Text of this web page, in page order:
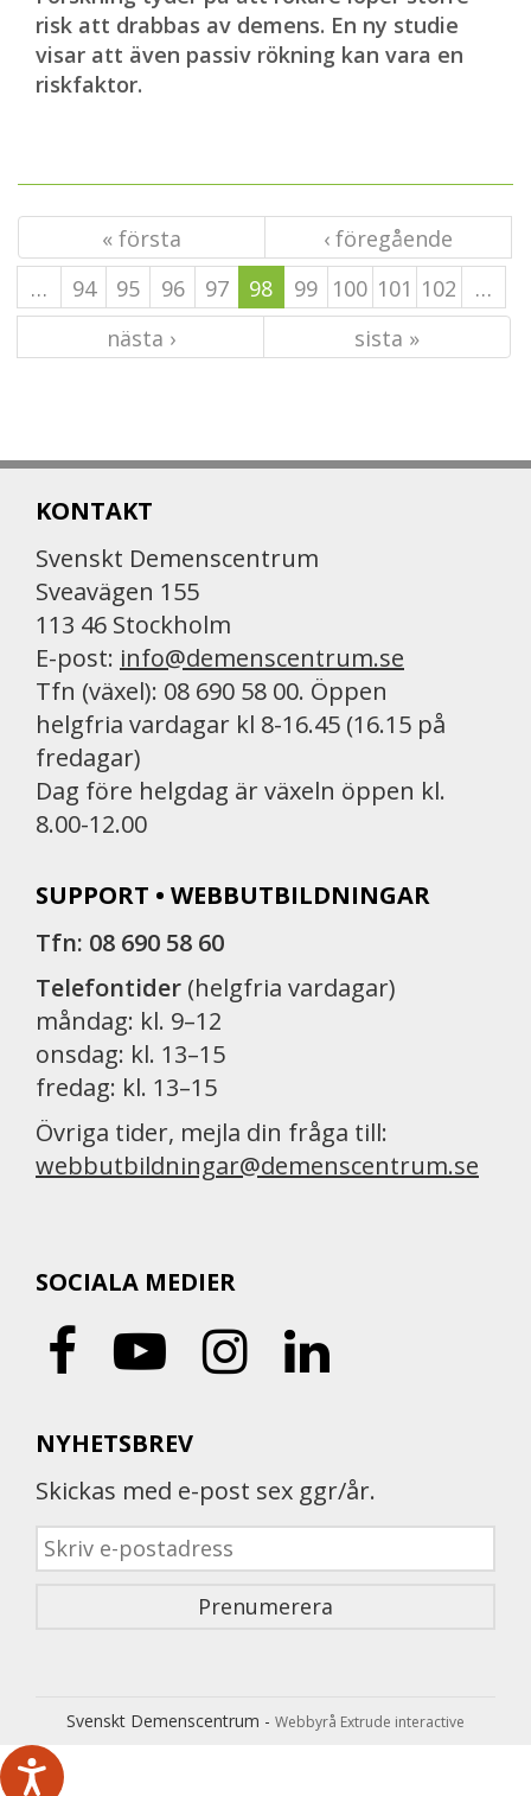
risk att drabbas av demens. En ny studie
visar att även passiv rökning kan vara en
riskfaktor.
« första
‹ föregående
…
94 95 96 97 98 99 100 101 102
…
nästa ›
sista »
KONTAKT
Svenskt Demenscentrum
Sveavägen 155
113 46 Stockholm
E-post: info@demenscentrum.se
Tfn (växel): 08 690 58 00. Öppen
helgfria vardagar kl 8-16.45 (16.15 på
fredagar)
Dag före helgdag är växeln öppen kl.
8.00-12.00
SUPPORT • WEBBUTBILDNINGAR
Tfn: 08 690 58 60
Telefontider (helgfria vardagar)
måndag: kl. 9–12
onsdag: kl. 13–15
fredag: kl. 13–15
Övriga tider, mejla din fråga till:
webbutbildningar@demenscentrum.se
SOCIALA MEDIER
NYHETSBREV
Skickas med e-post sex ggr/år.
Svenskt Demenscentrum - Webbyrå Extrude interactive